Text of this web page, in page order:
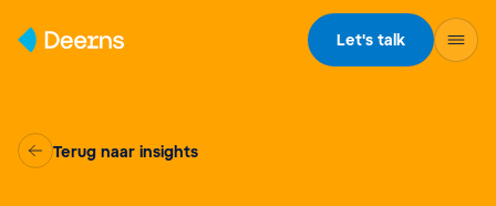
Let's talk
Terug naar insights